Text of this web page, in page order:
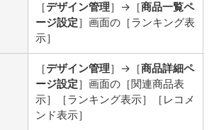
［デザイン管理］→［商品一覧ペ
ージ設定］画面の［ランキング表
示］
［デザイン管理］→［商品詳細ペ
ージ設定］画面の［関連商品表
示］［ランキング表示］［レコメ
ンド表示］